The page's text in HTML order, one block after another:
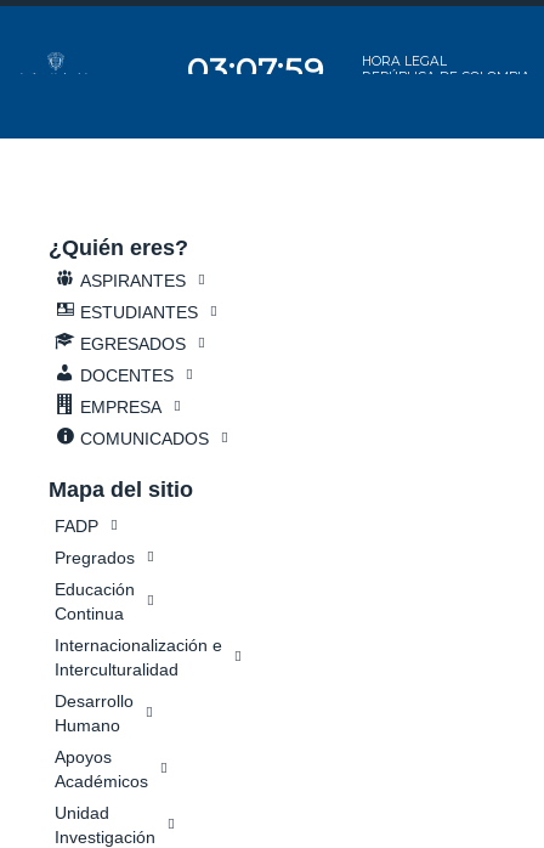
¿Quién eres?
ASPIRANTES
ESTUDIANTES
EGRESADOS
DOCENTES
EMPRESA
COMUNICADOS
Mapa del sitio
FADP
Pregrados
Educación
Continua
Internacionalización e
Interculturalidad
Desarrollo
Humano
Apoyos
Académicos
Unidad
Investigación